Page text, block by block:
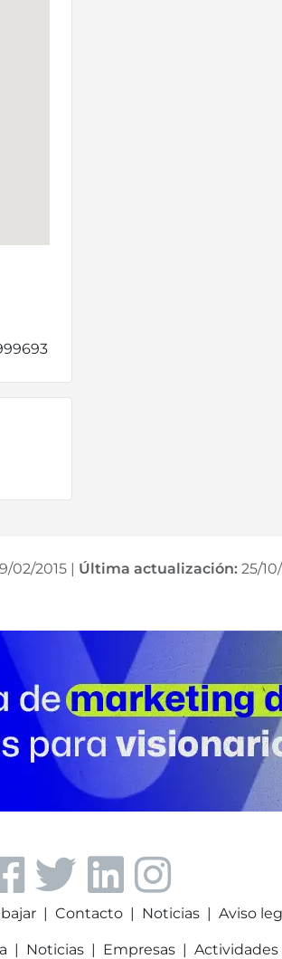
02/2015| Última actualización:25/
| Contacto | Noticias | Aviso
| Noticias | Empresas | Actividades